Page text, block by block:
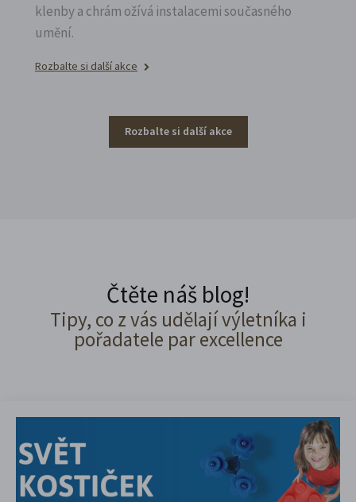
klenby a chrám ožívá instalacemi současného
umění.
Rozbalte si další akce
Rozbalte si další akce
Čtěte náš blog!
Tipy, co z vás udělají výletníka i
pořadatele par excellence